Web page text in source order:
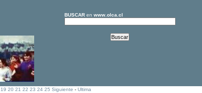
BUSCARen www.olca.cl
19 20 21 22 23 24 25 Siguiente - Ultima